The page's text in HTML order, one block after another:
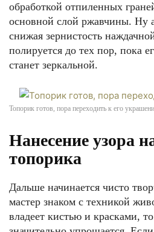
обработкой отпиленных
основной слой ржавчины. Ну
снижая зернистость
полируется до тех пор, пока
станет зеркальной.
Топорик готов, пора переходить к его
Нанесение узора
топорика
Дальше начинается чисто
мастер знаком с техникой
владеет кистью и красками,